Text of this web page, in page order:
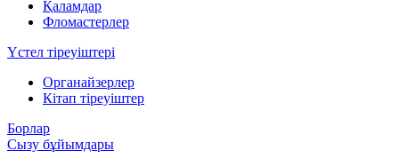
Қаламдар
Фломастерлер
Үстел тіреуіштері
Органайзерлер
Кітап тіреуіштер
Борлар
Сызу бұйымдары